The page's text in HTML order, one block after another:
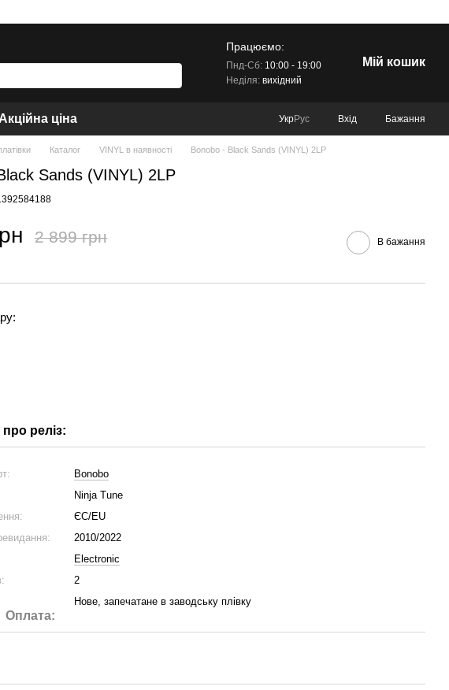
Працюємо:
Пнд-Сб:10:00 - 19:00
Неділя:вихідний
Мій кошик
Акційна ціна УкрРус Вхід Бажання
Каталог VINYL в наявності Bonobo - Black Sands (VINYL) 2LP
Sands (VINYL) 2LP
2 899 грн В бажання
про реліз:
Bonobo
Ninja Tune
ЄС/EU
2010/2022
Electronic
2
Нове, запечатане в заводську плівку
Оплата: